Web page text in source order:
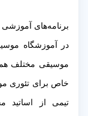
برنامه‌های آموزشی
در آموزشگاه
موسیقی مختلف
خاص برای تئوری
تیمی از اساتید